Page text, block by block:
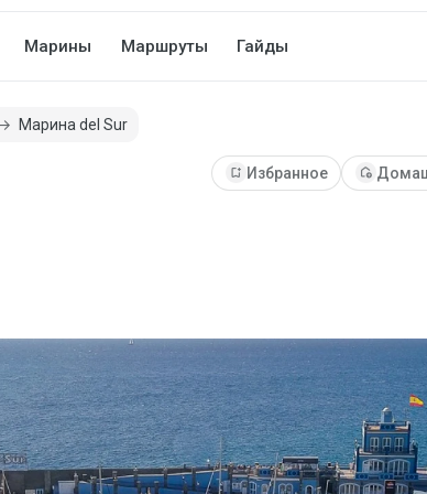
Марины Маршруты Гайды
Марина del Sur
bookmark_add Избранное add_home